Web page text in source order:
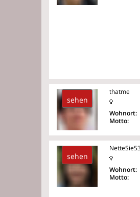
sehen
thatme
Wohnort:
Motto:
sehen
Wohnort:
Motto: